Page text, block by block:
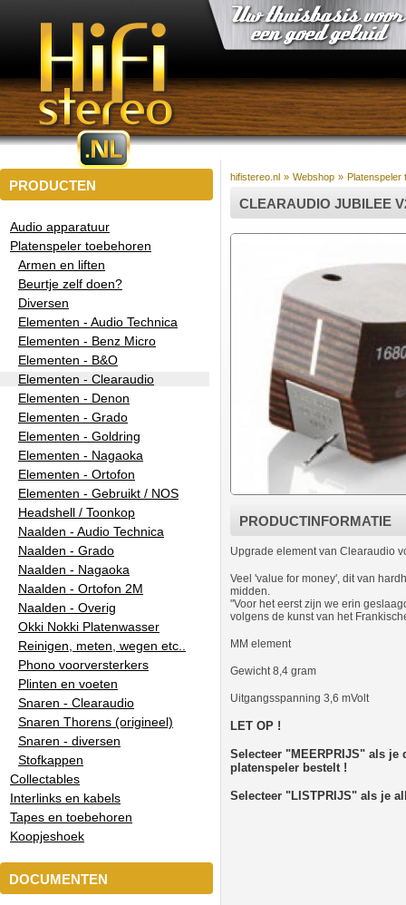
PRODUCTEN
Audio apparatuur
Platenspeler toebehoren
Armen en liften
Beurtje zelf doen?
Diversen
Elementen - Audio Technica
Elementen - Benz Micro
Elementen - B&O
Elementen - Clearaudio
Elementen - Denon
Elementen - Grado
Elementen - Goldring
Elementen - Nagaoka
Elementen - Ortofon
Elementen - Gebruikt / NOS
Headshell / Toonkop
Naalden - Audio Technica
Naalden - Grado
Naalden - Nagaoka
Naalden - Ortofon 2M
Naalden - Overig
Okki Nokki Platenwasser
Reinigen, meten, wegen etc..
Phono voorversterkers
Plinten en voeten
Snaren - Clearaudio
Snaren Thorens (origineel)
Snaren - diversen
Stofkappen
Collectables
Interlinks en kabels
Tapes en toebehoren
Koopjeshoek
DOCUMENTEN
hifistereo.nl » Webshop » Platenspeler
CLEARAUDIO JUBILEE
PRODUCTINFORMATIE
Upgrade element van Clearaudio
Veel 'value for money', dit van
midden.
"Voor het eerst zijn we erin
volgens de kunst van het
MM element
Gewicht 8,4 gram
Uitgangsspanning 3,6 mVolt
LET OP !
Selecteer "MEERPRIJS" als
platenspeler bestelt !
Selecteer "LISTPRIJS" als je